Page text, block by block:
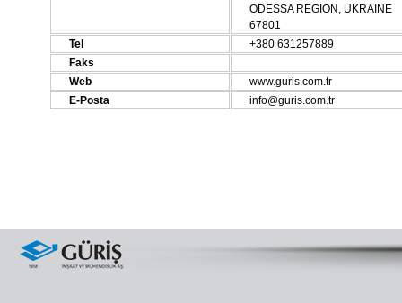
ODESSA REGION, UKRAINE
67801
Tel
+380 631257889
Faks
Web
www.guris.com.tr
E-Posta
info@guris.com.tr